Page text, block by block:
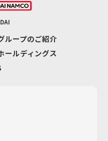
ループのご紹介
ールディングス